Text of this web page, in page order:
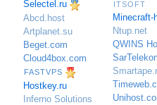
Selectel.ru
Abcd.host
Artplanet.su
Beget.com
Cloud4box.com
FASTVPS
Hostkey.ru
Inferno Solutions
ITSOFT
Minecraft-
Ntup.net
QWINS